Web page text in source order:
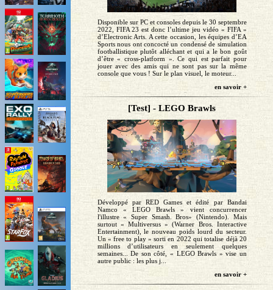
Disponible sur PC et consoles depuis le 30 septembre
2022, FIFA 23 est donc l’ultime jeu vidéo « FIFA »
d’Electronic Arts. A cette occasion, les équipes d’EA
Sports nous ont concocté un condensé de simulation
footballistique plutôt alléchant et qui a le bon goût
d’être « cross-platform ». Ce qui est parfait pour
jouer avec des amis qui ne sont pas sur la même
console que vous ! Sur le plan visuel, le moteur...
en savoir +
[Test] - LEGO Brawls
Développé par RED Games et édité par Bandai
Namco « LEGO Brawls » vient concurrencer
l'illustre « Super Smash. Bros» (Nintendo). Mais
surtout « Multiversus » (Warner Bros. Interactive
Entertainment), le nouveau poids lourd du secteur.
Un « free to play » sorti en 2022 qui totalise déjà 20
millions d’utilisateurs en seulement quelques
semaines... De son côté, « LEGO Brawls » vise un
autre public : les plus j...
en savoir +